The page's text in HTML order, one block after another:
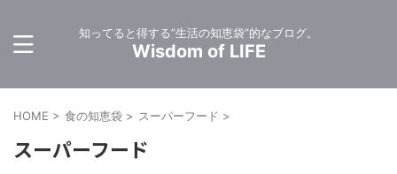
知ってると得する”生活の知恵袋”的なブログ。
Wisdom of LIFE
HOME > 食の知恵袋 > スーパーフード >
スーパーフード